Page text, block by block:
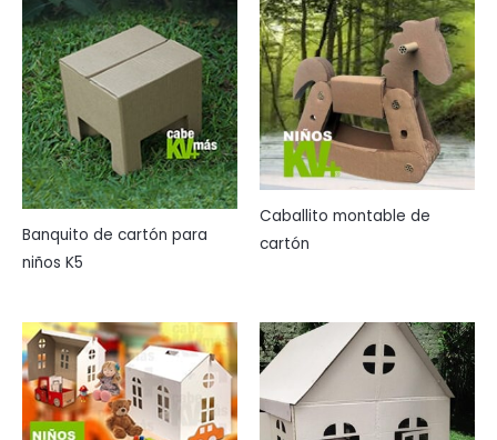
Banquito de cartón para
niños K5
Caballito montable de
cartón